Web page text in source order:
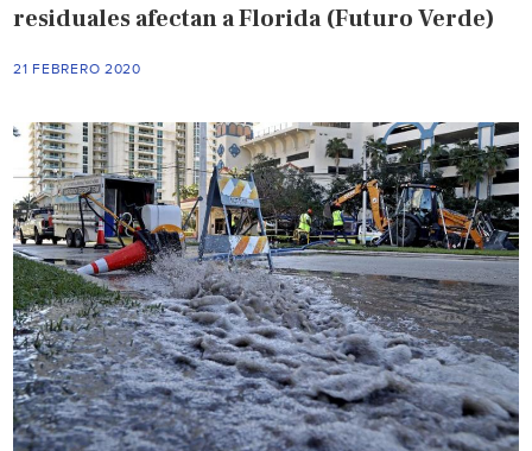
residuales afectan a Florida (Futuro Verde)
21 FEBRERO 2020